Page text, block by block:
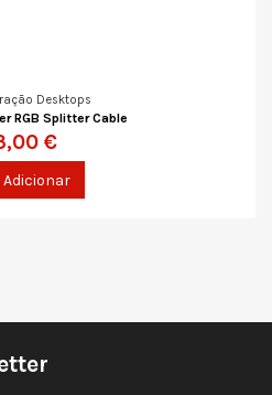
Desktops
RGB Splitter Cable
€
Adicionar